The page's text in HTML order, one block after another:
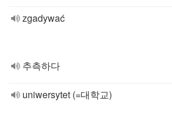
zgadywać
추측하다
uniwersytet (=대학교)